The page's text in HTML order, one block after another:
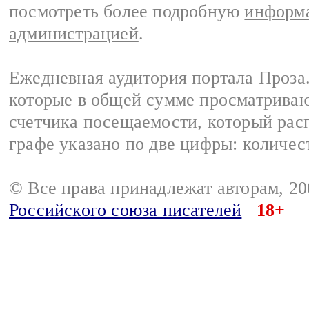
посмотреть более подробную
администрацией.
Ежедневная аудитория портала
которые в общей сумме
счетчика посещаемости, который
графе указано по две цифры:
© Все права принадлежат авторам,
Российского союза писателей
18+